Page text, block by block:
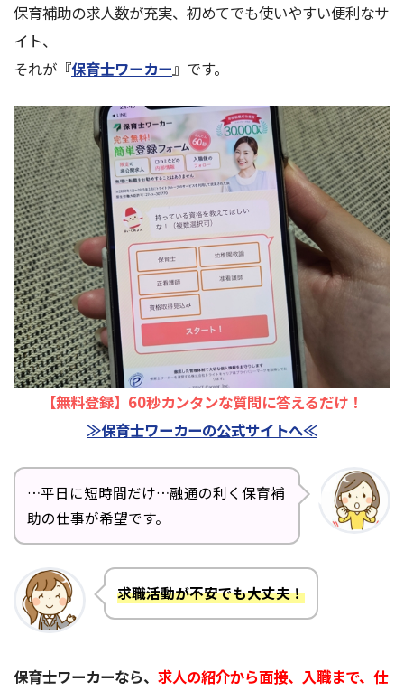
保育補助の求人数が充実、初めてでも使いやすい便利なサ
イト、
それが『保育士ワーカー』です。
【無料登録】60秒カンタンな質問に答えるだけ！
≫保育士ワーカーの公式サイトへ≪
…平日に短時間だけ…融通の利く保育補
助の仕事が希望です。
求職活動が不安でも大丈夫！
保育士ワーカーなら、 求人の紹介から面接、入職まで、仕